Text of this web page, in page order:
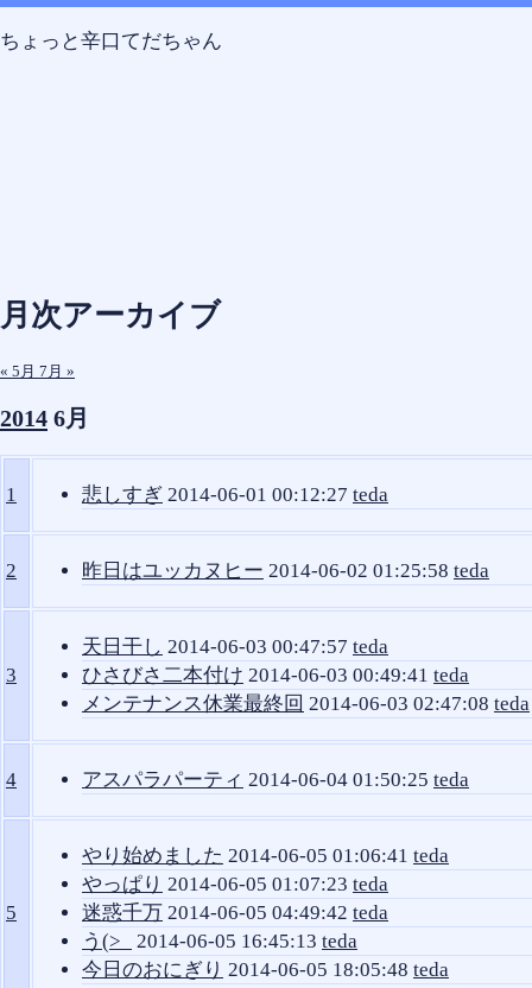
コ
ン
Skip
to
SEARCH-
Skip
to
CALENDAR-
Skip
to
RECENT-
Skip
to
TEXT-
Skip
to
TEXT-
ちょっと辛口てだちゃん
月次アーカイブ
« 5月 7月 »
2014 6月
1 悲しすぎ 2014-06-01 00:12:27 teda
2 昨日はユッカヌヒー 2014-06-02 01:25:58 teda
3
天日干し 2014-06-03 00:47:57 teda
ひさびさ二本付け 2014-06-03 00:49:41 teda
メンテナンス休業最終回 2014-06-03 02:47:08 teda
4 アスパラパーティ 2014-06-04 01:50:25 teda
5
やり始めました 2014-06-05 01:06:41 teda
やっぱり 2014-06-05 01:07:23 teda
迷惑千万 2014-06-05 04:49:42 teda
う(>_
2014-06-05 16:45:13 teda
今日のおにぎり 2014-06-05 18:05:48 teda